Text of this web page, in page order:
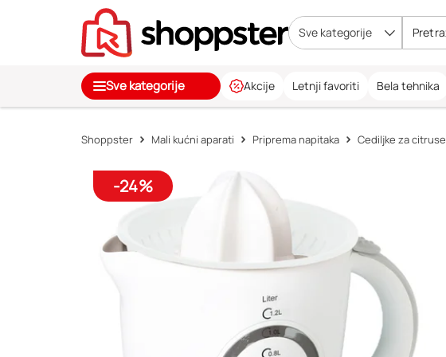
Sve kategorije
Sve kategorije Akcije Letnji favoriti Bela tehnika
Shoppster Mali kućni aparati Priprema napitaka Cediljke za citruse
-24%